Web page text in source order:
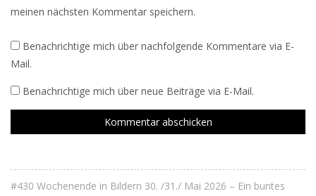
meinen nächsten Kommentar speichern.
Benachrichtige mich über nachfolgende Kommentare via E-
Mail.
Benachrichtige mich über neue Beiträge via E-Mail.
#430 Wochenende in Bildern 30. /31./ Mai 2026 – Ein buntes